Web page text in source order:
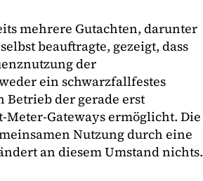
mehrere Gutachten, darunter
beauftragte, gezeigt, dass
der
ein schwarzfallfestes
Betrieb der gerade erst
Meter-Gateways ermöglicht. Die
Nutzung durch eine
an diesem Umstand nichts.